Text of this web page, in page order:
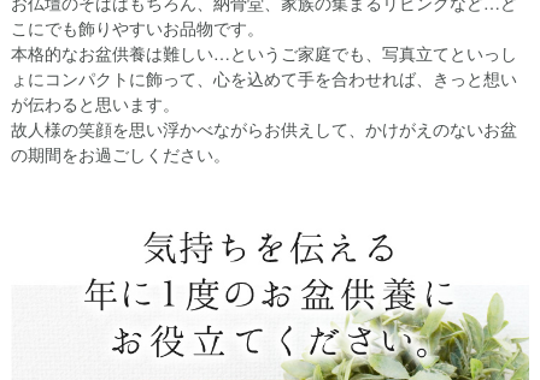
こにでも飾りやすいお品物です。
本格的なお盆供養は難しい…というご家庭でも、写真立てといっし
ょにコンパクトに飾って、心を込めて手を合わせれば、きっと想い
が伝わると思います。
故人様の笑顔を思い浮かべながらお供えして、かけがえのないお盆
の期間をお過ごしください。